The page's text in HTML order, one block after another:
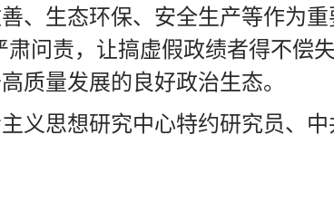
、生态环保、安全生产等作为
问责，让搞虚假政绩者得不偿
质量发展的良好政治生态。
义思想研究中心特约研究员、